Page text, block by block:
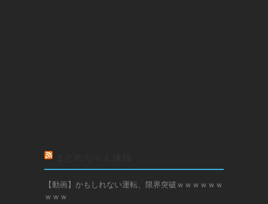
【動画】かもしれない運転、限界突破ｗｗｗｗｗｗ
ｗｗｗ